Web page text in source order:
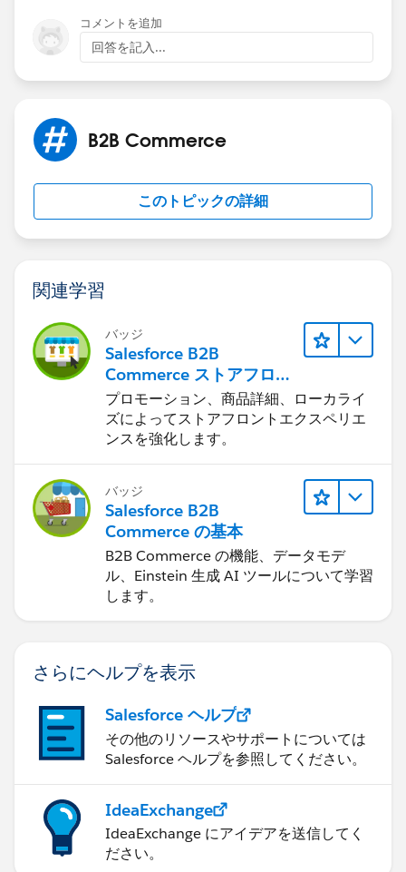
コメントを追加
回答を記入...
B2B Commerce
このトピックの詳細
関連学習
バッジ
Salesforce B2B
Commerce ストアフロン
トエクスペリエンス
プロモーション、商品詳細、ローカライ
ズによってストアフロントエクスペリエ
ンスを強化します。
バッジ
Salesforce B2B
Commerce の基本
B2B Commerce の機能、データモデ
ル、Einstein 生成 AI ツールについて学習
します。
さらにヘルプを表示
Salesforce ヘルプ
その他のリソースやサポートについては
Salesforce ヘルプを参照してください。
IdeaExchange
IdeaExchange にアイデアを送信してく
ださい。